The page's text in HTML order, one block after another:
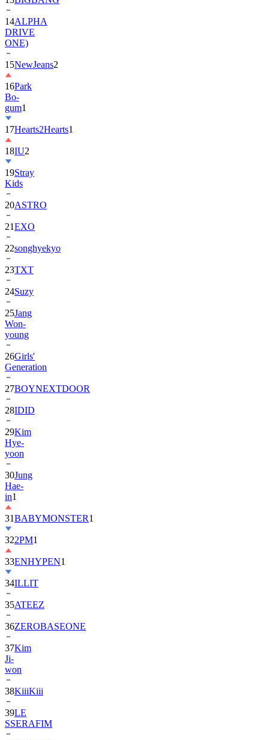
DRIVE
ONE)
15NewJeans
16Park
Bo-
gum1
17Hearts2Hearts
18IU2
19Stray
Kids
20ASTRO
21EXO
22songhyekyo
23TXT
24Suzy
25Jang
Won-
young
26Girls'
Generation
27BOYNEXTDOOR
28IDID
29Kim
Hye-
yoon
30Jung
Hae-
in1
31BABYMONSTER
322PM1
33ENHYPEN
34ILLIT
35ATEEZ
36ZEROBASEONE
37Kim
Ji-
won
38KiiiKiii
39LE
SSERAFIM
40MONSTA
X